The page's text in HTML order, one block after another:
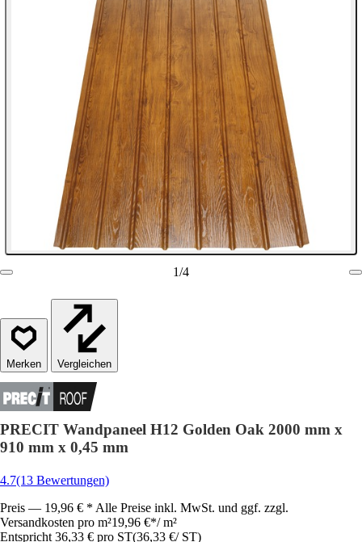
1/4
Vergleichen
PRECIT Wandpaneel H12 Golden Oak 2000 mm x
910 mm x 0,45 mm
4.7(13 Bewertungen)
Preis — 19,96 € * Alle Preise inkl. MwSt. und ggf. zzgl.
Versandkosten pro m²19,96 €*/ m²
Entspricht 36,33 € pro ST(36,33 €/ ST)